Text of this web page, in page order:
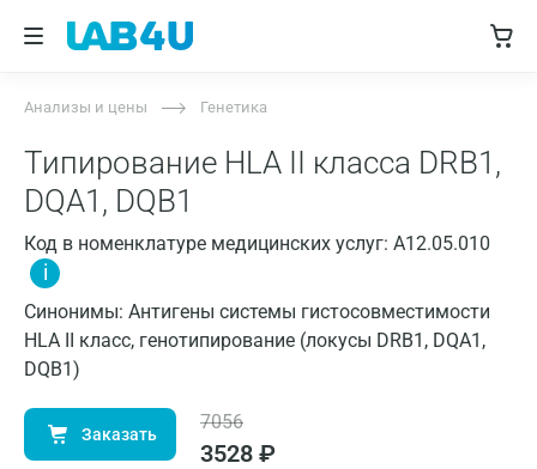
Анализы и цены Генетика
Типирование HLA II класса DRB1,
DQA1, DQB1
Код в номенклатуре медицинских услуг: A12.05.010
i
Синонимы: Антигены системы гистосовместимости
HLA II класс, генотипирование (локусы DRB1, DQA1,
DQB1)
Заказать
7056
3528 ₽